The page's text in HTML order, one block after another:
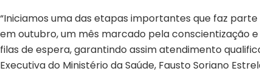
“Iniciamos uma das etapas importantes que faz
em outubro, um mês marcado pela conscientização
filas de espera, garantindo assim atendimento
Executiva do Ministério da Saúde, Fausto Soriano